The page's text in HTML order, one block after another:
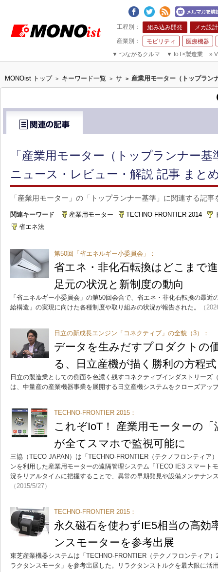
組み込み開発 メカ設計
モビリティ
医療機器
▼ つながるクルマ ▼ IoT×製造業 »
MONOist トップ > キーワード一覧 > サ > 産業用モーター（トップラン
「産業用モーター（トップランナー
ニュース・レビュー・解説 記事 まと
「産業用モーター」の「トップランナー基準」に関連する記事
関連キーワード 産業用モーター TECHNO-FRONTIER 2014
省エネ法
第50回「省エネルギー小委員会」：
省エネ・非化石転換はどこま
足元の状況と新制度の動向
「省エネルギー小委員会」の第50回会合で、省エネ・非化石転換の最近
給構造」の実現に向けた各種制度や取り組みの状況が報告された。
（
日立の新成長エンジン「コネクティブ」の全貌（3）：
データを生みだすプロダクトの
る、日立産機が描く勝利の方程式
日立の製造業としての側面を色濃く残すコネクティブインダストリーズ
は、中量産の産業機器事業を展開する日立産機システムをクローズアッ
TECHNO-FRONTIER 2015：
これぞIoT！ 産業用モーターの「
が全てスマホで監視可能に
三協（TECO JAPAN）は「TECHNO-FRONTIER（テクノフロンティア
ンを利用した産業用モーターの遠隔管理システム「TECO IE3 スマート
況をリアルタイムに把握することで、異常の早期発見や設備メンテナン
（2015/5/27）
TECHNO-FRONTIER 2015：
永久磁石を使わずIE5相当の高効
ンスモーターを参考出展
東芝産業機器システムは「TECHNO-FRONTIER（テクノフロンティア
ラクタンスモータ」を参考出展した。リラクタンストルクを最大限に活